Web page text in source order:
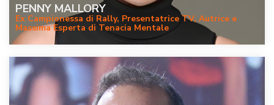
PENNY MALLORY
Ex Campionessa di Rally, Presentatrice TV, Autrice e
Massima Esperta di Tenacia Mentale